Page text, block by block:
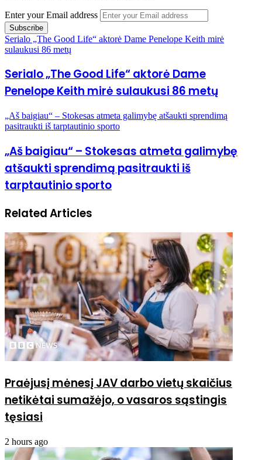
Enter your Email address
Serialo „The Good Life“ aktorė Dame Penelope Keith mirė
sulaukusi 86 metų
Serialo „The Good Life“ aktorė Dame
Penelope Keith mirė sulaukusi 86 metų
„Aš baigiau“ – Stokesas atmeta galimybę atšaukti sprendimą
pasitraukti iš tarptautinio sporto
„Aš baigiau“ – Stokesas atmeta galimybę
atšaukti sprendimą pasitraukti iš
tarptautinio sporto
Related Articles
Praėjusį mėnesį JAV darbo vietų skaičius
netikėtai sumažėjo, o vasaros sąstingis
tęsiasi
2 hours ago